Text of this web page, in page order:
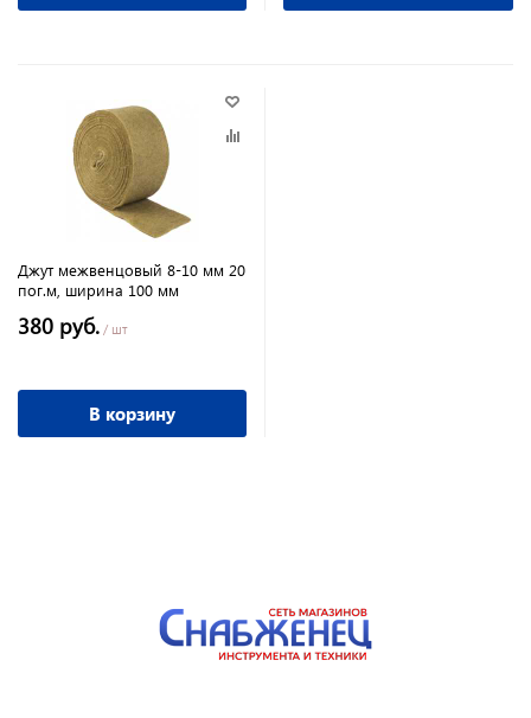
Джут межвенцовый 8-10 мм 20
пог.м, ширина 100 мм
380 руб. / шт
В корзину